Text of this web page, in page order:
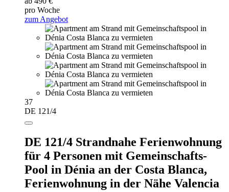
pro Woche
zum Angebot
37
DE 121/4
DE 121/4 Strandnahe Ferienwohnung
für 4 Personen mit Gemeinschafts-
Pool in Dénia an der Costa Blanca,
Ferienwohnung in der Nähe Valencia